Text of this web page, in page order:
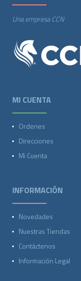
Una empresa CCN
MI CUENTA
Ordenes
Direcciones
Mi Cuenta
INFORMACIÓN
Novedades
Nuestras Tiendas
Contáctenos
Información Legal